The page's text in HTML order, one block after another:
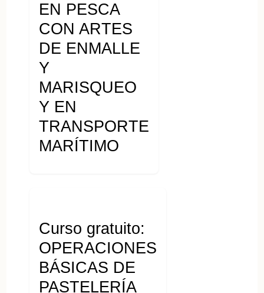
EN PESCA
CON ARTES
DE ENMALLE
Y
MARISQUEO
Y EN
TRANSPORTE
MARÍTIMO
Curso gratuito:
OPERACIONES
BÁSICAS DE
PASTELERÍA